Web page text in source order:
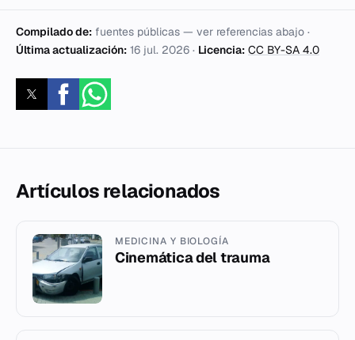
Compilado de: fuentes públicas — ver referencias abajo ·
Última actualización: 16 jul. 2026 · Licencia: CC BY-SA 4.0
Artículos relacionados
MEDICINA Y BIOLOGÍA
Cinemática del trauma